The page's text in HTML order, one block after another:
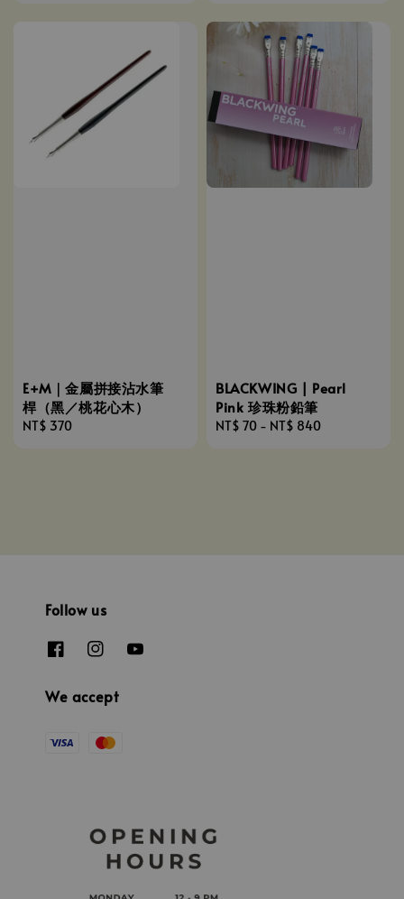
E+M｜金屬拼接沾水筆
桿（黑／桃花心木）
Regular
NT$ 370
BLACKWING | Pearl
Pink 珍珠粉鉛筆
Regular
NT$ 70 - NT$ 840
Follow us
We accept